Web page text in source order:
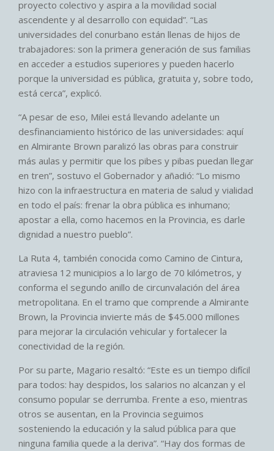
proyecto colectivo y aspira a la movilidad social
ascendente y al desarrollo con equidad”. “Las
universidades del conurbano están llenas de hijos de
trabajadores: son la primera generación de sus familias
en acceder a estudios superiores y pueden hacerlo
porque la universidad es pública, gratuita y, sobre todo,
está cerca”, explicó.
“A pesar de eso, Milei está llevando adelante un
desfinanciamiento histórico de las universidades: aquí
en Almirante Brown paralizó las obras para construir
más aulas y permitir que los pibes y pibas puedan llegar
en tren”, sostuvo el Gobernador y añadió: “Lo mismo
hizo con la infraestructura en materia de salud y vialidad
en todo el país: frenar la obra pública es inhumano;
apostar a ella, como hacemos en la Provincia, es darle
dignidad a nuestro pueblo”.
La Ruta 4, también conocida como Camino de Cintura,
atraviesa 12 municipios a lo largo de 70 kilómetros, y
conforma el segundo anillo de circunvalación del área
metropolitana. En el tramo que comprende a Almirante
Brown, la Provincia invierte más de $45.000 millones
para mejorar la circulación vehicular y fortalecer la
conectividad de la región.
Por su parte, Magario resaltó: “Este es un tiempo difícil
para todos: hay despidos, los salarios no alcanzan y el
consumo popular se derrumba. Frente a eso, mientras
otros se ausentan, en la Provincia seguimos
sosteniendo la educación y la salud pública para que
ninguna familia quede a la deriva”. “Hay dos formas de